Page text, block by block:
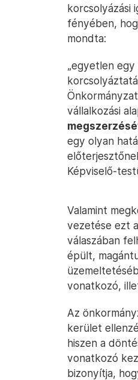
korcsolyázási
fényében,
mondta:
„egyetlen
vállalkozási
egy olyan
Képviselő-
Valamint
vezetése ezt
válaszában
épült,
vonatkozó,
Az
kerület
hiszen a
vonatkozó
bizonyítja,